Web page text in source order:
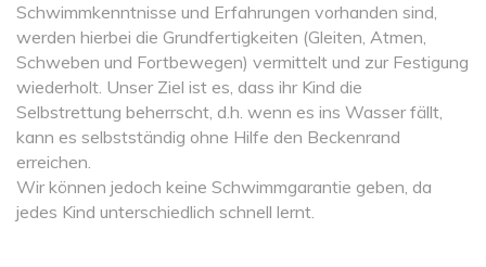
Schwimmkenntnisse und Erfahrungen vorhanden sind,
werden hierbei die Grundfertigkeiten (Gleiten, Atmen,
Schweben und Fortbewegen) vermittelt und zur Festigung
wiederholt. Unser Ziel ist es, dass ihr Kind die
Selbstrettung beherrscht, d.h. wenn es ins Wasser fällt,
kann es selbstständig ohne Hilfe den Beckenrand
erreichen.
Wir können jedoch keine Schwimmgarantie geben, da
jedes Kind unterschiedlich schnell lernt.